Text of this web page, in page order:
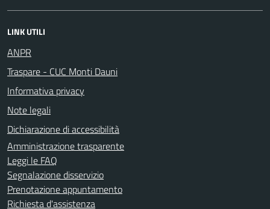
LINK UTILI
ANPR
Traspare - CUC Monti Dauni
Informativa privacy
Note legali
Dichiarazione di accessibilità
Amministrazione trasparente
Leggi le FAQ
Segnalazione disservizio
Prenotazione appuntamento
Richiesta d'assistenza